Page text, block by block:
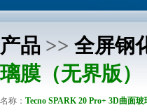
产品 >> 全屏钢
璃膜（无界版
名称： Tecno SPARK 20 Pro+ 3D曲面